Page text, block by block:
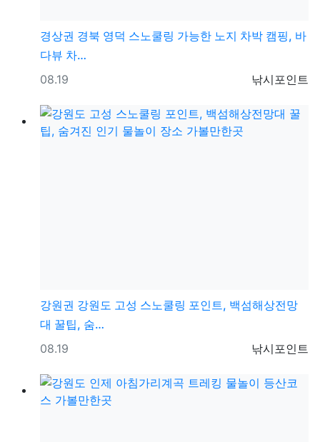
경상권 경북 영덕 스노쿨링 가능한 노지 차박 캠핑, 바
다뷰 차…
등록자
낚시포인트
등록일
08.19
강원권 강원도 고성 스노쿨링 포인트, 백섬해상전망
대 꿀팁, 숨…
등록자
낚시포인트
등록일
08.19